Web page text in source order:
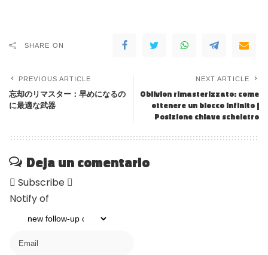
SHARE ON
PREVIOUS ARTICLE
忘却のリマスター：早めになるの
に最適な武器
NEXT ARTICLE
Oblivion rimasterizzato: come
ottenere un blocco infinito |
Posizione chiave scheletro
Deja un comentario
Subscribe
Notify of